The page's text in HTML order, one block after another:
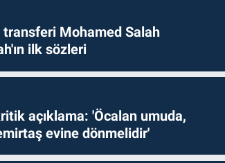
Mohamed Salah
ilk sözleri
açıklama: 'Öcalan umuda,
evine dönmelidir'